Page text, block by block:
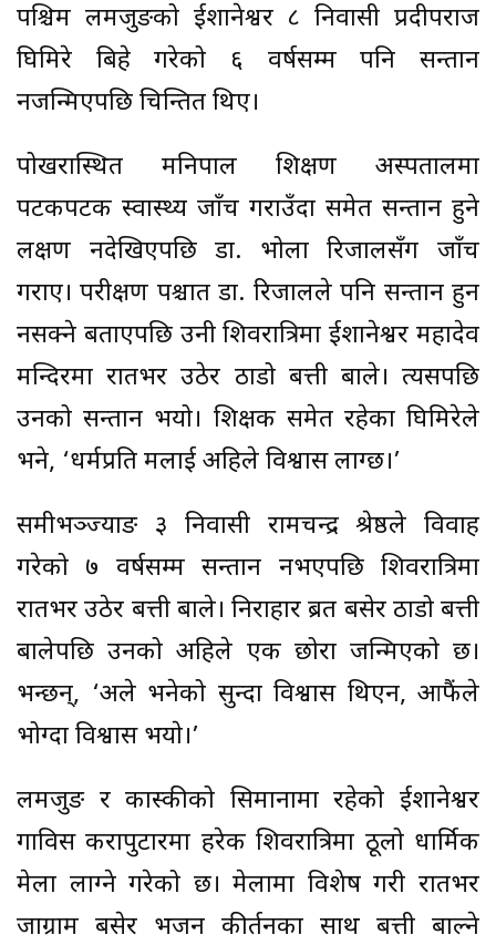
पश्चिम लमजुङको ईशानेश्वर ८ निवासी प्रदीपराज
घिमिरे बिहे गरेको ६ वर्षसम्म पनि सन्तान
नजन्मिएपछि चिन्तित थिए।
पोखरास्थित मनिपाल शिक्षण अस्पतालमा
पटकपटक स्वास्थ्य जाँच गराउँदा समेत सन्तान हुने
लक्षण नदेखिएपछि डा. भोला रिजालसँग जाँच
गराए। परीक्षण पश्चात डा. रिजालले पनि सन्तान हुन
नसक्ने बताएपछि उनी शिवरात्रिमा ईशानेश्वर महादेव
मन्दिरमा रातभर उठेर ठाडो बत्ती बाले। त्यसपछि
उनको सन्तान भयो। शिक्षक समेत रहेका घिमिरेले
भने, ‘धर्मप्रति मलाई अहिले विश्वास लाग्छ।’
समीभञ्ज्याङ ३ निवासी रामचन्द्र श्रेष्ठले विवाह
गरेको ७ वर्षसम्म सन्तान नभएपछि शिवरात्रिमा
रातभर उठेर बत्ती बाले। निराहार ब्रत बसेर ठाडो बत्ती
बालेपछि उनको अहिले एक छोरा जन्मिएको छ।
भन्छन्, ‘अरूले भनेको सुन्दा विश्वास थिएन, आफैंले
भोग्दा विश्वास भयाे।’
लमजुङ र कास्कीको सिमानामा रहेको ईशानेश्वर
गाविस करापुटारमा हरेक शिवरात्रिमा ठूलो धार्मिक
मेला लाग्ने गरेको छ। मेलामा विशेष गरी रातभर
जाग्राम बसेर भजन कीर्तनका साथ बत्ती बाल्ने